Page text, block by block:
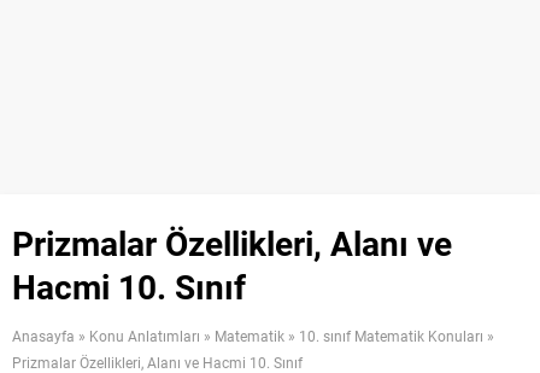
Prizmalar Özellikleri, Alanı ve
Hacmi 10. Sınıf
Anasayfa » Konu Anlatımları » Matematik » 10. sınıf Matematik Konuları »
Prizmalar Özellikleri, Alanı ve Hacmi 10. Sınıf